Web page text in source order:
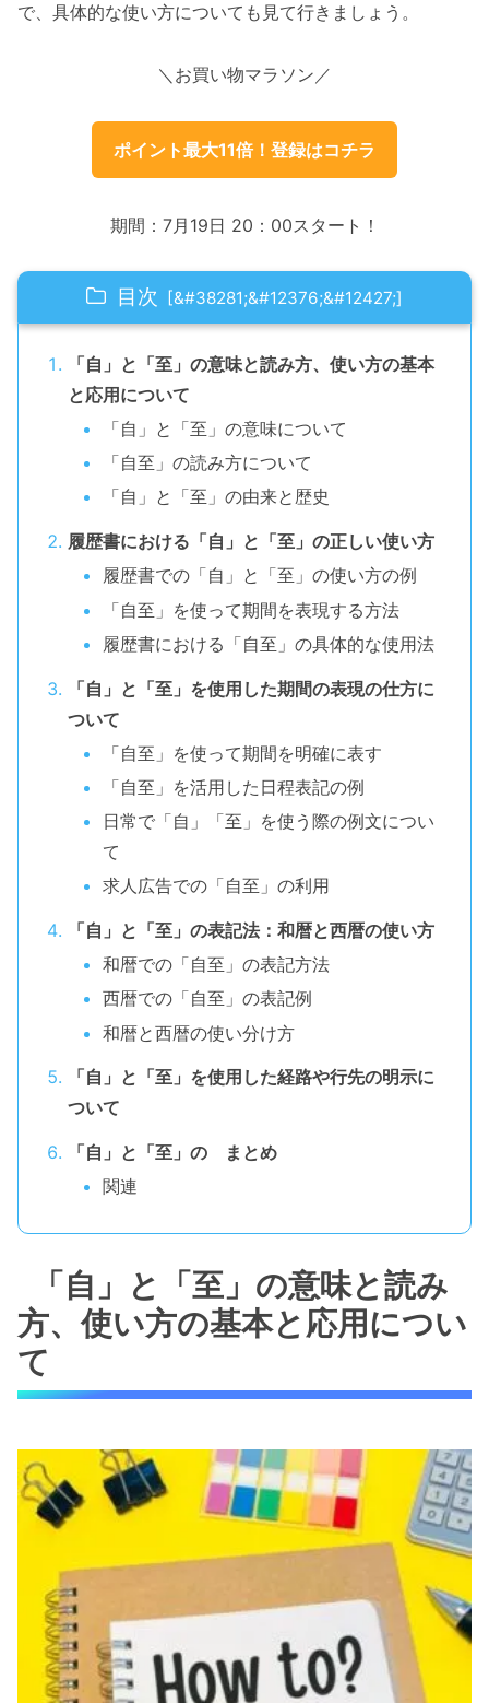
で、具体的な使い方についても見て行きましょう。
＼お買い物マラソン／
ポイント最大11倍！登録はコチラ
期間：7月19日 20：00スタート！
目次
「自」と「至」の意味と読み方、使い方の基本
と応用について
「自」と「至」の意味について
「自至」の読み方について
「自」と「至」の由来と歴史
履歴書における「自」と「至」の正しい使い方
履歴書での「自」と「至」の使い方の例
「自至」を使って期間を表現する方法
履歴書における「自至」の具体的な使用法
「自」と「至」を使用した期間の表現の仕方に
ついて
「自至」を使って期間を明確に表す
「自至」を活用した日程表記の例
日常で「自」「至」を使う際の例文につい
て
求人広告での「自至」の利用
「自」と「至」の表記法：和暦と西暦の使い方
和暦での「自至」の表記方法
西暦での「自至」の表記例
和暦と西暦の使い分け方
「自」と「至」を使用した経路や行先の明示に
ついて
「自」と「至」の まとめ
関連
「自」と「至」の意味と読み
方、使い方の基本と応用につい
て